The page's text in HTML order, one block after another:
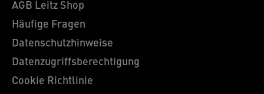
AGB Leitz Shop
Häufige Fragen
Datenschutzhinweise
Datenzugriffsberechtigung
Cookie Richtlinie